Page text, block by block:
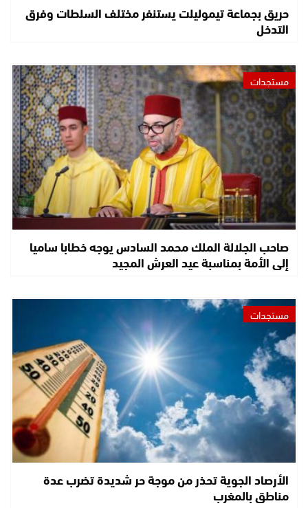
حريق بجماعة تيموليلت يستنفر مختلف السلطات وفرق
التدخل
مستجدات
صاحب الجلالة الملك محمد السادس يوجه خطابا ساميا
إلى الأمة بمناسبة عيد العرش المجيد
مستجدات
الأرصاد الجوية تحذر من موجة حر شديدة تضرب عدة
مناطق بالمغرب